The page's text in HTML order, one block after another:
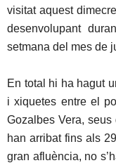
visitat aquest
desenvolupant
setmana del mes de
En total hi ha hagut
i xiquetes entre el
Gozalbes Vera, seus
han arribat fins als
gran afluència, no